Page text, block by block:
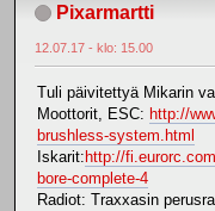
Pixarmartti
12.07.17 - klo: 15.00
Tuli päivitettyä Mikarin
Moottorit, ESC: http://
brushless-system.html
Iskarit: http://
bore-complete-4
Radiot: Traxxasin